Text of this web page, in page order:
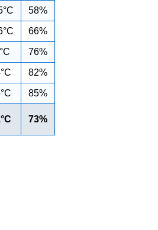
58%
66%
76%
82%
85%
73%